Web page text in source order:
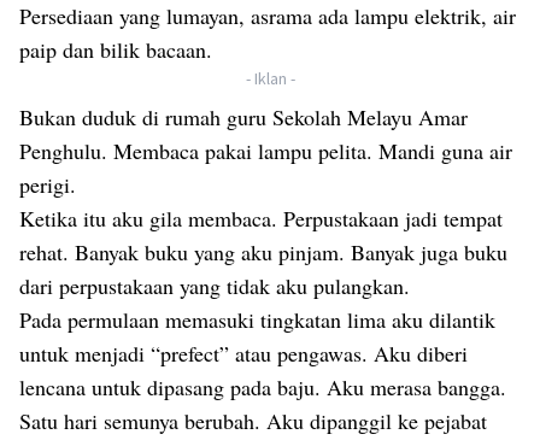
Persediaan yang lumayan, asrama ada lampu elektrik, air
paip dan bilik bacaan.
- Iklan -
Bukan duduk di rumah guru Sekolah Melayu Amar
Penghulu. Membaca pakai lampu pelita. Mandi guna air
perigi.
Ketika itu aku gila membaca. Perpustakaan jadi tempat
rehat. Banyak buku yang aku pinjam. Banyak juga buku
dari perpustakaan yang tidak aku pulangkan.
Pada permulaan memasuki tingkatan lima aku dilantik
untuk menjadi “prefect” atau pengawas. Aku diberi
lencana untuk dipasang pada baju. Aku merasa bangga.
Satu hari semunya berubah. Aku dipanggil ke pejabat